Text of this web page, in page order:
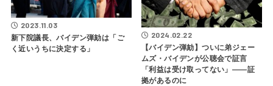
2023.11.03
新下院議長、バイデン弾劾は「ご
く近いうちに決定する」
2024.02.22
【バイデン弾劾】ついに弟ジェー
ムズ・バイデンが公聴会で証言
「利益は受け取ってない」――証
拠があるのに